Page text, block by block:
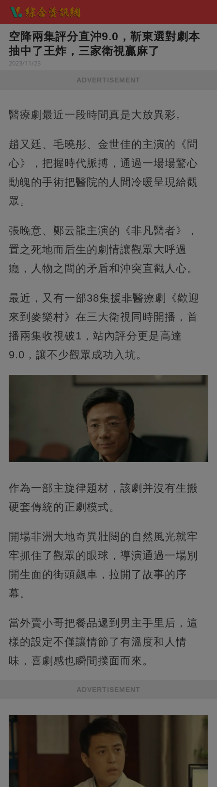
空降兩集評分直沖9.0，靳東選對劇本
抽中了王炸，三家衛視贏麻了
2023/11/23
ADVERTISEMENT
醫療劇最近一段時間真是大放異彩。
趙又廷、毛曉彤、金世佳的主演的《問
心》，把握時代脈搏，通過一場場驚心
動魄的手術把醫院的人間冷暖呈現給觀
眾。
張晚意、鄭云龍主演的《非凡醫者》，
置之死地而后生的劇情讓觀眾大呼過
癮，人物之間的矛盾和沖突直戳人心。
最近，又有一部38集援非醫療劇《歡迎
來到麥樂村》在三大衛視同時開播，首
播兩集收視破1，站內評分更是高達
9.0，讓不少觀眾成功入坑。
作為一部主旋律題材，該劇并沒有生搬
硬套傳統的正劇模式。
開場非洲大地奇異壯闊的自然風光就牢
牢抓住了觀眾的眼球，導演通過一場別
開生面的街頭飆車，拉開了故事的序
幕。
當外賣小哥把餐品遞到男主手里后，這
樣的設定不僅讓情節了有溫度和人情
味，喜劇感也瞬間撲面而來。
ADVERTISEMENT